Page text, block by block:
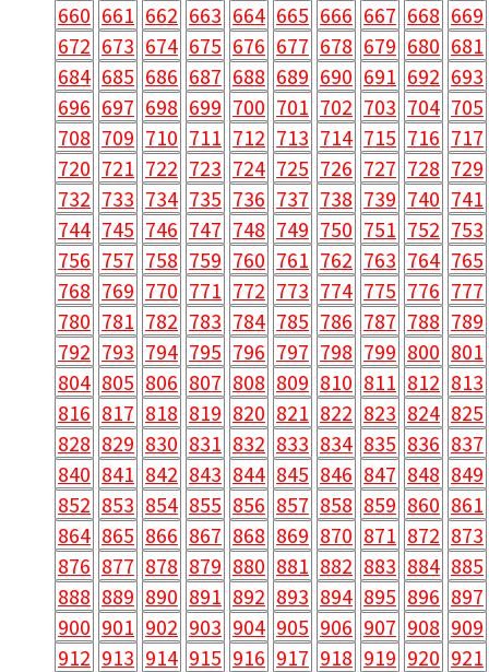
660 661 662 663 664 665 666 667 668 669
672 673 674 675 676 677 678 679 680 681
684 685 686 687 688 689 690 691 692 693
696 697 698 699 700 701 702 703 704 705
708 709 710 711 712 713 714 715 716 717
720 721 722 723 724 725 726 727 728 729
732 733 734 735 736 737 738 739 740 741
744 745 746 747 748 749 750 751 752 753
756 757 758 759 760 761 762 763 764 765
768 769 770 771 772 773 774 775 776 777
780 781 782 783 784 785 786 787 788 789
792 793 794 795 796 797 798 799 800 801
804 805 806 807 808 809 810 811 812 813
816 817 818 819 820 821 822 823 824 825
828 829 830 831 832 833 834 835 836 837
840 841 842 843 844 845 846 847 848 849
852 853 854 855 856 857 858 859 860 861
864 865 866 867 868 869 870 871 872 873
876 877 878 879 880 881 882 883 884 885
888 889 890 891 892 893 894 895 896 897
900 901 902 903 904 905 906 907 908 909
912 913 914 915 916 917 918 919 920 921